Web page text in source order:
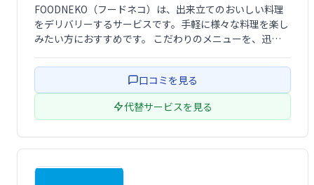
FOODNEKO（フードネコ）は、出来立てのおいしい料理
をデリバリーするサービスです。手軽に様々な料理を楽し
みたい方におすすめです。 こだわりのメニューを、迅
事を！
口コミを見る
代替サービスを見る